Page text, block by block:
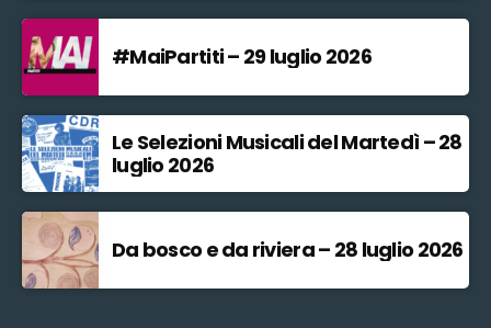
#MaiPartiti – 29 luglio 2026
Le Selezioni Musicali del Martedì – 28
luglio 2026
Da bosco e da riviera – 28 luglio 2026